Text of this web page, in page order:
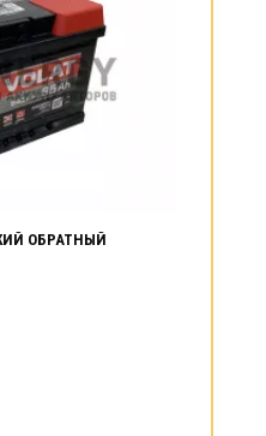
ОБРАТНЫЙ